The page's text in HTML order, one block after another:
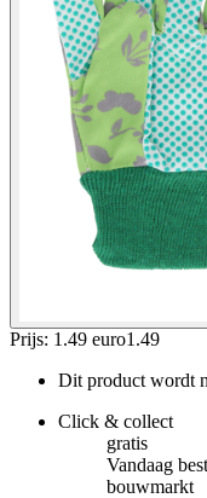
Prijs: 1.49 euro1 .49
Dit product wordt
Click & collect
gratis
Vandaag
bouwmarkt